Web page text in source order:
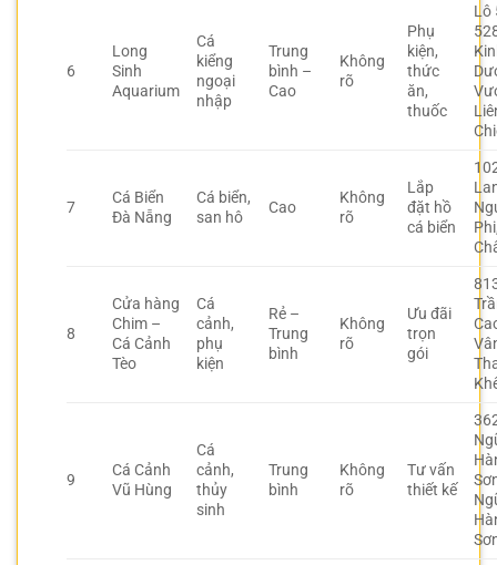
6
Long
Sinh
Aquarium
Cá
kiểng
ngoại
nhập
Trung
bình –
Cao
Không
rõ
Phụ
kiện,
thức
ăn,
thuốc
Lô
7
Cá Biển
Đà Nẵng
Cá biển,
san hô
Cao
Không
rõ
Lắp
đặt hồ
cá biển
8
Cửa hàng
Chim –
Cá Cảnh
Tèo
Cá
cảnh,
phụ
kiện
Rẻ –
Trung
bình
Không
rõ
Ưu đãi
trọn
gói
9
Cá Cảnh
Vũ Hùng
Cá
cảnh,
thủy
sinh
Trung
bình
Không
rõ
Tư vấn
thiết kế